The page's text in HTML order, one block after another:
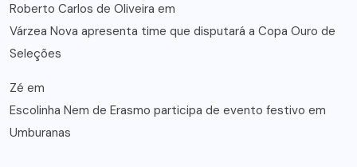
Roberto Carlos de Oliveira em
Várzea Nova apresenta time que disputará a Copa Ouro de
Seleções
Zé em
Escolinha Nem de Erasmo participa de evento festivo em
Umburanas